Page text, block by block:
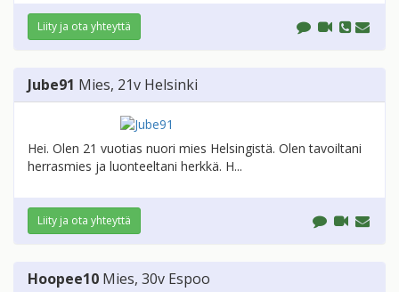
Liity ja ota yhteyttä
Jube91 Mies, 21v Helsinki
Hei. Olen 21 vuotias nuori mies Helsingistä. Olen tavoiltani
herrasmies ja luonteeltani herkkä. H...
Liity ja ota yhteyttä
Hoopee10 Mies, 30v Espoo